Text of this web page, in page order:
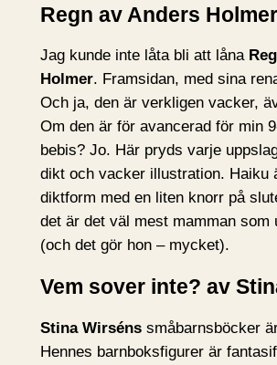
Regn av Anders Holmer
Jag kunde inte låta bli att låna
Holmer. Framsidan, med sina
Och ja, den är verkligen vacker,
Om den är för avancerad för min
bebis? Jo. Här pryds varje
dikt och vacker illustration. Haiku
diktform med en liten knorr på
det är det väl mest mamman som
(och det gör hon – mycket).
Vem sover inte? av
Stina Wirséns småbarnsböcker
Hennes barnboksfigurer är